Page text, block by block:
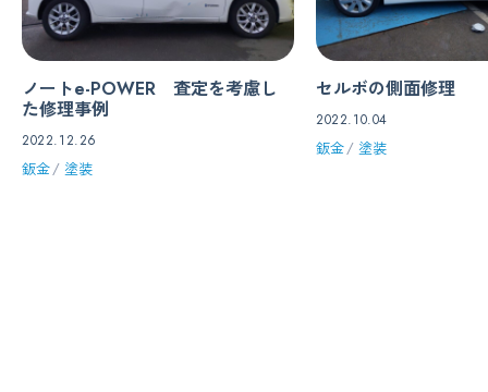
ノートe-POWER 査定を考慮し
た修理事例
2022.12.26
鈑金 塗装
セルボの側面修理
2022.10.04
鈑金 塗装